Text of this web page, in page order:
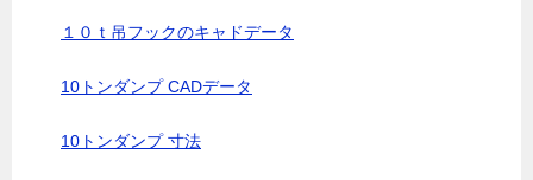
１０ｔ吊フックのキャドデータ
10トンダンプ CADデータ
10トンダンプ 寸法